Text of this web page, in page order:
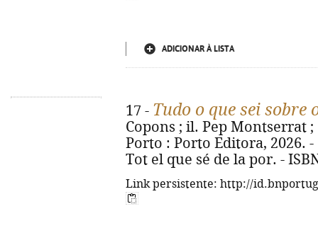
ADICIONAR À LISTA
17 - Tudo o que sei sobre
Copons ; il. Pep Montserrat ;
Porto : Porto Editora, 2026.
Tot el que sé de la por. -
Link persistente: http://